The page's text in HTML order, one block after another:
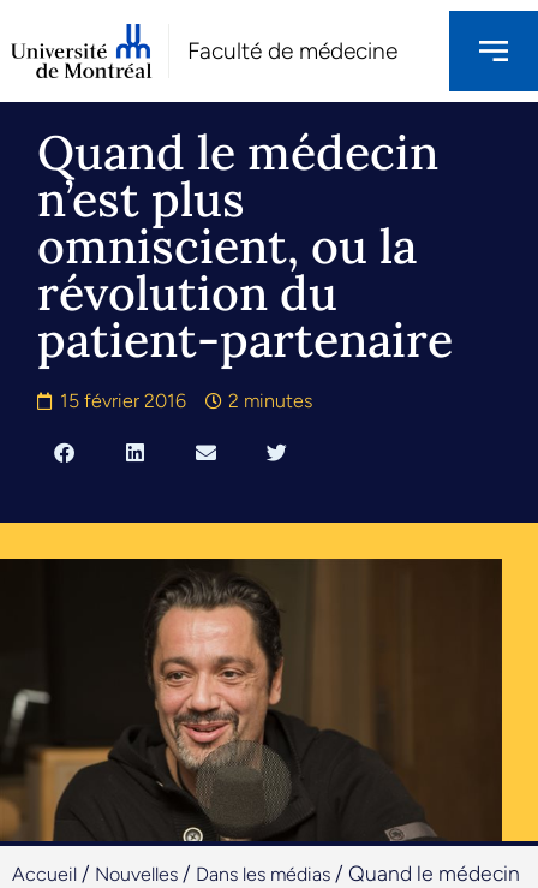
Faculté de médecine
Quand le médecin
n’est plus
omniscient, ou la
révolution du
patient-partenaire
15 février 2016 2 minutes
Accueil / Nouvelles / Dans les médias / Quand le médecin